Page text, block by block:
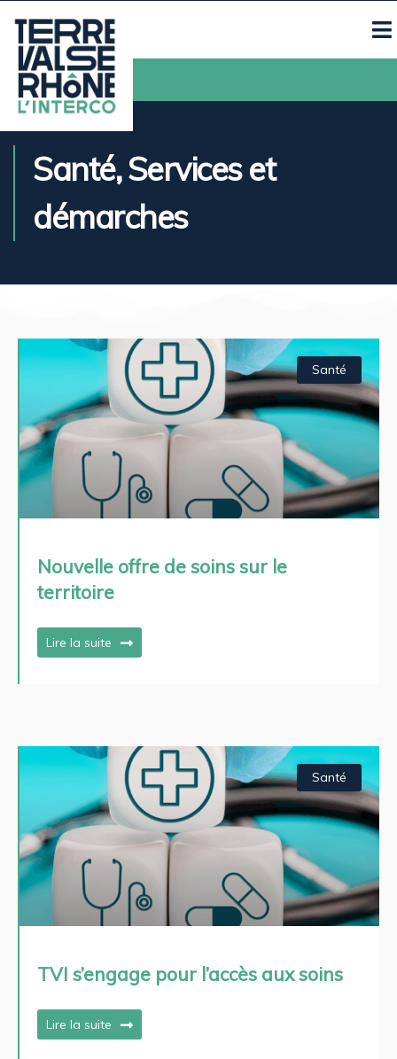
Contacts
Santé,Services et
démarches
Santé
Nouvelle offre de soins sur le
territoire
Lire la suite
Santé
TVI s’engage pour l’accès aux soins
Lire la suite